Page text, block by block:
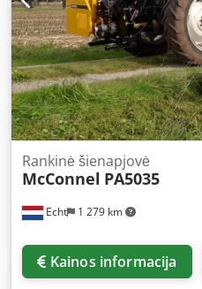
Echt 1 279 km
Rankinė šienapjovė
McConnel PA5035
Kainos informacija